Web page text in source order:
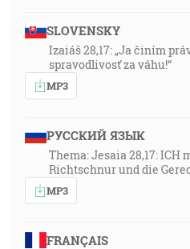
SLOVENSKY
Izaiáš 28,17: „Ja činím
spravodlivosť za váhu!“
MP3
РУССКИЙ ЯЗЫК
Thema: Jesaia 28,17: ICH
Richtschnur und die
MP3
FRANÇAIS